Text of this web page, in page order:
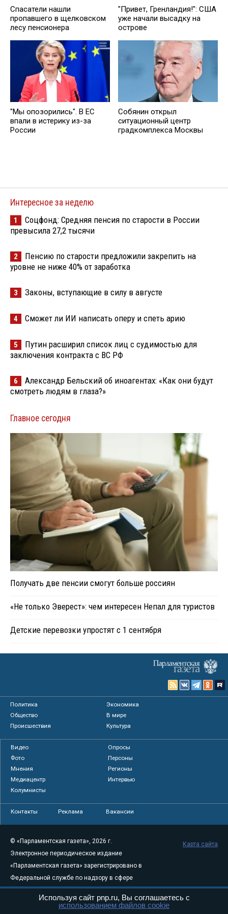
Спасатели нашли
пропавшего в щелковском
лесу пенсионера
"Привет, Гренландия!": США
уже начали высадку на
острове
"Мы опозорились". В ЕС
впали в истерику из-за
России
Собянин открыл
ситуационный центр
градкомплекса Москвы
Интересное за неделю
1
Соцфонд: Средняя пенсия по старости в России
превысила 27,2 тысячи
2
Пенсию по старости предложили закрепить на
уровне не ниже 40% от заработка
3 Законы, вступающие в силу в августе
4 Сможет ли ИИ написать оперу и спеть арию
5
Путин расширил список лиц с судимостью для
заключения контракта с ВС РФ
6
Александр Бельский об иноагентах: «Как они будут
смотреть людям в глаза?»
Главное сегодня
Получать две пенсии смогут больше россиян
«Не только Эверест»: чем интересен Непал для туристов
Детские перевозки упростят с 1 сентября
Политика
Экономика
Общество
В мире
Происшествия
Культура
Видео
Опросы
Фото
Персоны
Мнения
Регионы
Медиацентр
Интервью
Колумнисты
Контакты Реклама Вакансии
© «Парламентская газета», 2026 г.
Электронное периодическое издание
«Парламентская газета» зарегистрировано в
Федеральной службе по надзору в сфере
связи, информационных технологий и
массовых коммуникаций (Роскомнадзор) 05
Карта сайта
Используя сайт pnp.ru, Вы соглашаетесь с
использованием файлов cookie